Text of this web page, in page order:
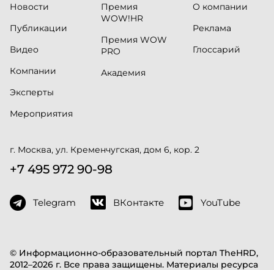
© Информационно-образовательный портал TheHRD,
2012–2026 г. Все права защищены. Материалы ресурса
Новости
Публикации
Видео
Компании
Эксперты
Мероприятия
Премия
WOW!HR
Премия WOW
PRO
Академия
О компании
Реклама
Глоссарий
г. Москва, ул. Кременчугская, дом 6, кор. 2
+7 495 972 90-98
Telegram ВКонтакте YouTube